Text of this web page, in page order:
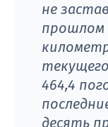
не
прошлом
464,4
десять